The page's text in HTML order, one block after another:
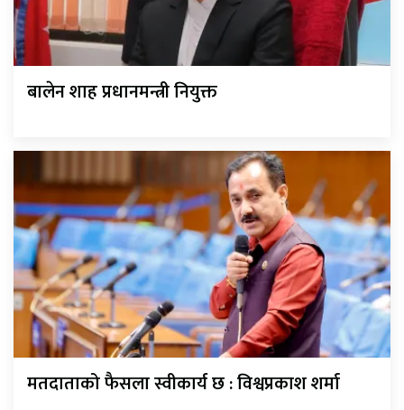
बालेन शाह प्रधानमन्त्री नियुक्त
मतदाताको फैसला स्वीकार्य छ : विश्वप्रकाश शर्मा